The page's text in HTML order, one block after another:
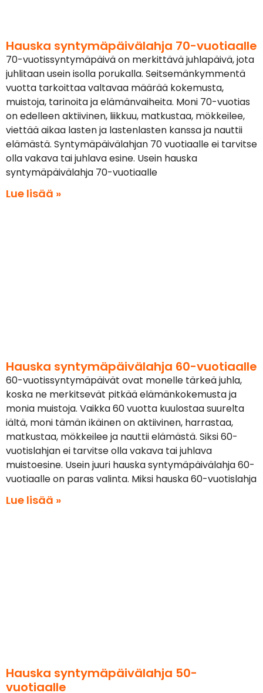
Hauska syntymäpäivälahja 70-vuotiaalle
70-vuotissyntymäpäivä on merkittävä juhlapäivä, jota
juhlitaan usein isolla porukalla. Seitsemänkymmentä
vuotta tarkoittaa valtavaa määrää kokemusta,
muistoja, tarinoita ja elämänvaiheita. Moni 70-vuotias
on edelleen aktiivinen, liikkuu, matkustaa, mökkeilee,
viettää aikaa lasten ja lastenlasten kanssa ja nauttii
elämästä. Syntymäpäivälahjan 70 vuotiaalle ei tarvitse
olla vakava tai juhlava esine. Usein hauska
syntymäpäivälahja 70-vuotiaalle
Lue lisää »
Hauska syntymäpäivälahja 60-vuotiaalle
60-vuotissyntymäpäivät ovat monelle tärkeä juhla,
koska ne merkitsevät pitkää elämänkokemusta ja
monia muistoja. Vaikka 60 vuotta kuulostaa suurelta
iältä, moni tämän ikäinen on aktiivinen, harrastaa,
matkustaa, mökkeilee ja nauttii elämästä. Siksi 60-
vuotislahjan ei tarvitse olla vakava tai juhlava
muistoesine. Usein juuri hauska syntymäpäivälahja 60-
vuotiaalle on paras valinta. Miksi hauska 60-vuotislahja
Lue lisää »
Hauska syntymäpäivälahja 50-
vuotiaalle